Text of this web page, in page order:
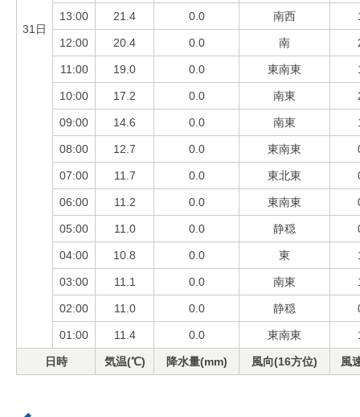
31日
13:00 21.4 0.0 南西
12:00 20.4 0.0 南
11:00 19.0 0.0 東南東
10:00 17.2 0.0 南東
09:00 14.6 0.0 南東
08:00 12.7 0.0 東南東
07:00 11.7 0.0 東北東
06:00 11.2 0.0 東南東
05:00 11.0 0.0 静穏
04:00 10.8 0.0 東
03:00 11.1 0.0 南東
02:00 11.0 0.0 静穏
01:00 11.4 0.0 東南東
日時 気温(℃) 降水量(mm) 風向(16方位) 風